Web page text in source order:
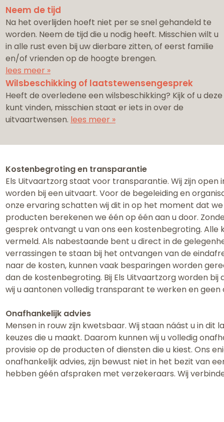
Neem de tijd
Na het overlijden hoeft niet per se snel gehandeld te
worden. Neem de tijd die u nodig heeft. Misschien wilt u
in alle rust even bij uw dierbare zitten, of eerst familie
en/of vrienden op de hoogte brengen.
lees meer »
Wilsbeschikking of laatstewensengesprek
Heeft de overledene een wilsbeschikking? Kijk of u deze
kunt vinden, misschien staat er iets in over de
uitvaartwensen. lees meer »
Kostenbegroting en transparantie
Els Uitvaartzorg staat voor transparantie. Wij zijn
worden bij een uitvaart. ​Voor de begeleiding en
onze ervaring schatten wij dit in op het moment dat
producten berekenen we één op één aan u door.
gesprek ontvangt u van ons een kostenbegroting.
vermeld. Als nabestaande bent u direct in de
verrassingen te staan bij het ontvangen van de
naar de kosten, kunnen vaak besparingen worden
dan de kostenbegroting. Bij Els Uitvaartzorg worden
wij u aantonen volledig transparant te werken en
Onafhankelijk advies
Mensen in rouw zijn kwetsbaar. Wij staan náást u in
keuzes die u maakt. Daarom kunnen wij u volledig
provisie op de producten of diensten die u kiest. Ons
onafhankelijk advies, zijn bewust niet in het bezit van
hebben géén afspraken met verzekeraars. Wij